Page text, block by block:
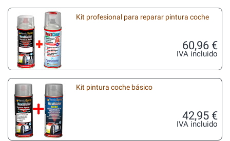
Kit profesional para reparar pintura coche
60,96 €
IVA incluido
Kit pintura coche básico
42,95 €
IVA incluido